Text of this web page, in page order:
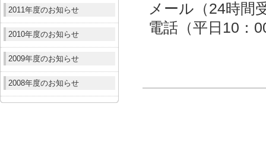
2011年度のお知らせ
2010年度のお知らせ
2009年度のお知らせ
2008年度のお知らせ
メール（24時間
電話（平日10：